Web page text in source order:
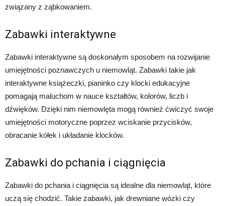
związany z ząbkowaniem.
Zabawki interaktywne
Zabawki interaktywne są doskonałym sposobem na rozwijanie
umiejętności poznawczych u niemowląt. Zabawki takie jak
interaktywne książeczki, pianinko czy klocki edukacyjne
pomagają maluchom w nauce kształtów, kolorów, liczb i
dźwięków. Dzięki nim niemowlęta mogą również ćwiczyć swoje
umiejętności motoryczne poprzez wciskanie przycisków,
obracanie kółek i układanie klocków.
Zabawki do pchania i ciągnięcia
Zabawki do pchania i ciągnięcia są idealne dla niemowląt, które
uczą się chodzić. Takie zabawki, jak drewniane wózki czy